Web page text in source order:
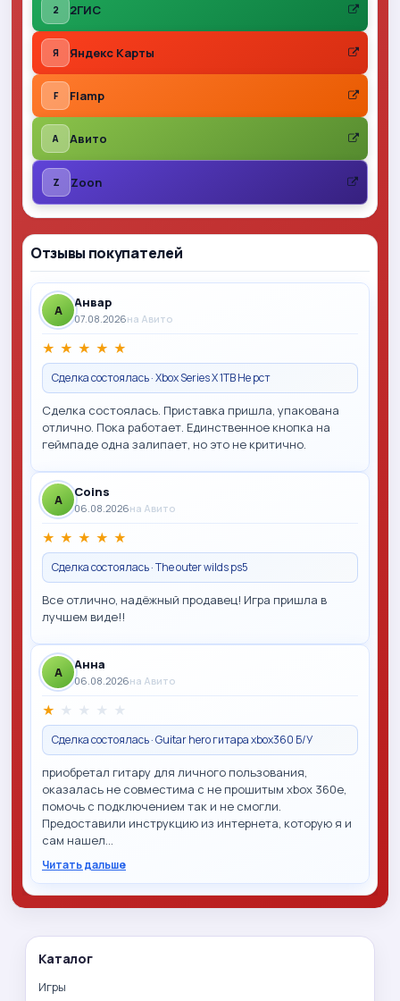
Отзывы покупателей
A Анвар
07.08.2026на Авито
★ ★ ★ ★ ★
Сделка состоялась · Xbox Series X 1TB Не рст
Сделка состоялась. Приставка пришла, упакована
отлично. Пока работает. Единственное кнопка на
геймпаде одна залипает, но это не критично.
A Coins
06.08.2026на Авито
★ ★ ★ ★ ★
Сделка состоялась · The outer wilds ps5
Все отлично, надёжный продавец! Игра пришла в
лучшем виде!!
A Анна
06.08.2026на Авито
★ ★ ★ ★ ★
Сделка состоялась · Guitar hero гитара xbox360 Б/У
приобретал гитару для личного пользования,
оказалась не совместима с не прошитым xbox 360e,
помочь с подключением так и не смогли.
Предоставили инструкцию из интернета, которую я и
сам нашел…
Читать дальше
2 2ГИС
Я Яндекс Карты
F Flamp
A Авито
Z Zoon
Каталог
Игры